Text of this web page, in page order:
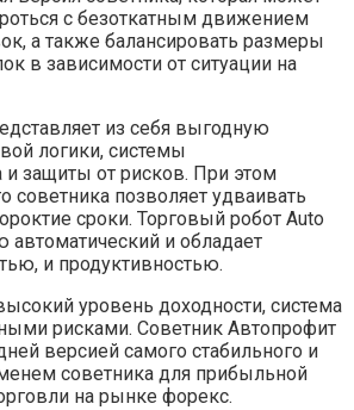
с безоткатным движением
а также балансировать размеры
в зависимости от ситуации на
из себя выгодную
логики, системы
защиты от рисков. При этом
советника позволяет удваивать
сроки. Торговый робот Auto
автоматический и обладает
и продуктивностью.
уровень доходности, система
рисками. Советник Автопрофит
версией самого стабильного и
советника для прибыльной
на рынке форекс.